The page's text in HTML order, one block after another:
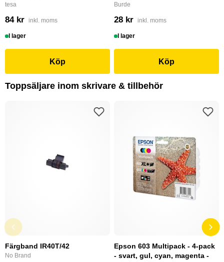
tesa
84 kr inkl. moms
I lager
Köp
Burde
28 kr inkl. moms
I lager
Köp
Toppsäljare inom skrivare & tillbehör
Färgband IR40T/42
No Brand
Epson 603 Multipack - 4-pack
- svart, gul, cyan, magenta -